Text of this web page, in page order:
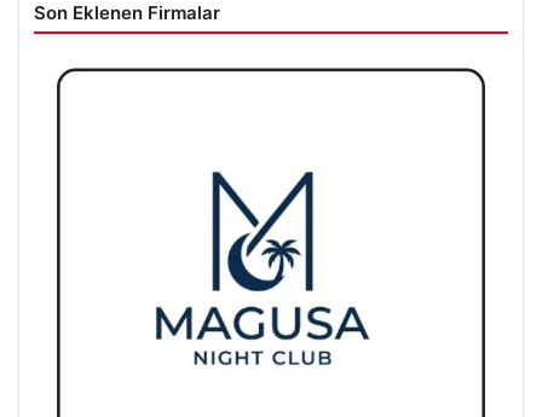
Son Eklenen Firmalar